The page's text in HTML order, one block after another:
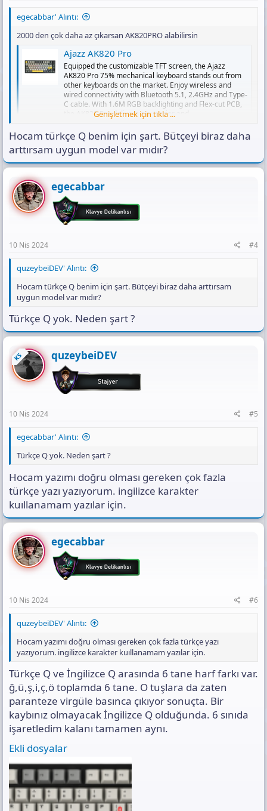
egecabbar' Alıntı:
2000 den çok daha az çıkarsan AK820PRO alabilirsin
Ajazz AK820 Pro
Equipped the customizable TFT screen, the Ajazz
AK820 Pro 75% mechanical keyboard stands out from
other keyboards on the market. Enjoy wireless and
wired connectivity with Bluetooth 5.1, 2.4GHz and Type-
C cable. With 1.6M RGB backlighting and Flex-cut PCB,
the AK820 Pro delivers a superior and...
Veya %60 olur dersen RK61 alabilirsin. Veya gene TKL AK873
bakabilrisin
https://www.amazon.com.tr/MAMBASNAKE-
%C3%87al%C4%B1%C5%9F%C4%B1rken-
De%C4%9Fi%C5%9Ftirilebilir-Ayd%C4%B1nlatmal%C4%B1-
%C3%87%C4%B1kar%C4%B1labilir/dp/B0BN7DGDRT/ref=sr_1_3?
__mk_tr_TR=%C3%85M%C3%85%C5%BD%C3%95%C3%91&crid=3
EQH3R6EW2RGA&dib=eyJ2IjoiMSJ9.pxSBGpOzZ__B9or-5HXB5v-
5KAvo6keZ93Glslib1u2lxkmC_bv6A1OtgIWkRyC4GRumdByuiRAu
NVk1A_bLs3UUcL8luib_iCXtSGFsPMdv-
T_Enp4svFy8wCfMsphqzAzmzHCv4WT_HvXj6nqai5yUS-
p3nJbLSMZfXUHDA9qjmW80fzi9aW4Fu3mSJBjUb8VIxmDU5q95aa
3rrom89l6n8B55g1QdZanDtFlIuoQCf2V6lVTkArQ.wDXfELIXAQ1RA
ueaNwuHwrTk8Kre6_uMO9bz6m_Itu8&dib_tag=se&keywords=AJ
AZZ+AK873&qid=1712338575&s=electronics&sprefix=ajazz+ak873
+%2Celectronics%2C122&sr=1-3
Türkçe Q mantıklı seçim yok.
Çok türkçe q istiyorsan XPG summoner var ama önermem yani
Genişletmek için tıkla ...
Hocam türkçe Q benim için şart. Bütçeyi biraz daha
arttırsam uygun model var mıdır?
egecabbar
10 Nis 2024 #4
quzeybeiDEV' Alıntı:
Hocam türkçe Q benim için şart. Bütçeyi biraz daha arttırsam
uygun model var mıdır?
Türkçe Q yok. Neden şart ?
KS quzeybeiDEV
10 Nis 2024 #5
egecabbar' Alıntı:
Türkçe Q yok. Neden şart ?
Hocam yazımı doğru olması gereken çok fazla
türkçe yazı yazıyorum. ingilizce karakter
kuıllanamam yazılar için.
egecabbar
10 Nis 2024 #6
quzeybeiDEV' Alıntı:
Hocam yazımı doğru olması gereken çok fazla türkçe yazı
yazıyorum. ingilizce karakter kuıllanamam yazılar için.
Türkçe Q ve İngilizce Q arasında 6 tane harf farkı var.
ğ,ü,ş,i,ç,ö toplamda 6 tane. O tuşlara da zaten
paranteze virgüle basınca çıkıyor sonuçta. Bir
kaybınız olmayacak İngilizce Q olduğunda. 6 sınıda
işaretledim kalanı tamamen aynı.
Ekli dosyalar